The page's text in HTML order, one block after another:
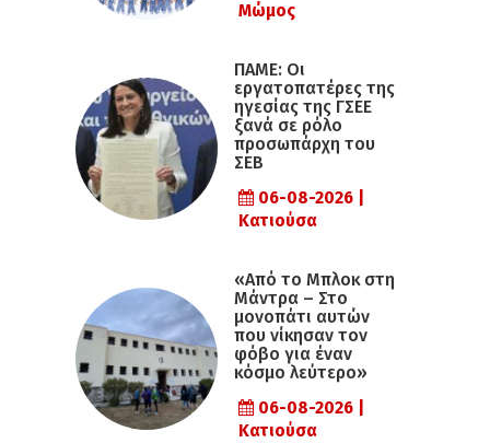
Μώμος
ΠΑΜΕ: Οι
εργατοπατέρες της
ηγεσίας της ΓΣΕΕ
ξανά σε ρόλο
προσωπάρχη του
ΣΕΒ
06-08-2026 |
Κατιούσα
«Από το Μπλοκ στη
Μάντρα – Στο
μονοπάτι αυτών
που νίκησαν τον
φόβο για έναν
κόσμο λεύτερο»
06-08-2026 |
Κατιούσα